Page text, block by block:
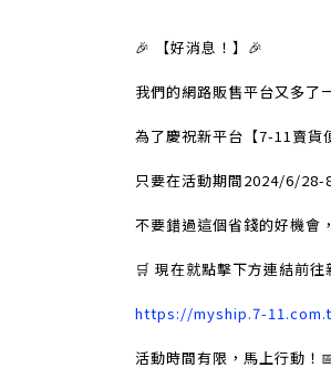
🎉 【好消息！】🎉
我們的網路販售平台又多了
為了慶祝新平台【7-11賣貨
只要在活動期間2024/6/28-
不要錯過這個省錢的好機會
🛒 現在就點擊下方連結前往
https://myship.7-
活動時間有限，馬上行動！